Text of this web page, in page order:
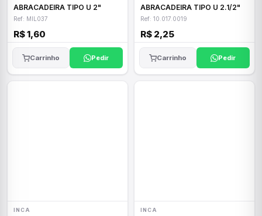
ABRACADEIRA TIPO U 2"
Ref: MIL037
R$ 1,60
Carrinho Pedir
ABRACADEIRA TIPO U 2.1/2"
Ref: 10.017.0019
R$ 2,25
Carrinho Pedir
INCA INCA